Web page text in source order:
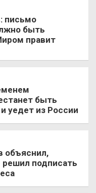
письмо
быть
правит
быть
уедет из России
объяснил,
решил подписать